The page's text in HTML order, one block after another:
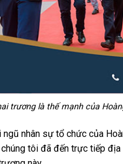
trương là thế mạnh của
nhân sự tổ chức của
tôi đã đến trực tiếp